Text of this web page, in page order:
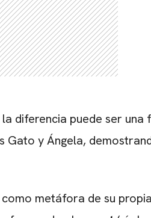
diferencia puede ser una
Gato y Ángela,
metáfora de su